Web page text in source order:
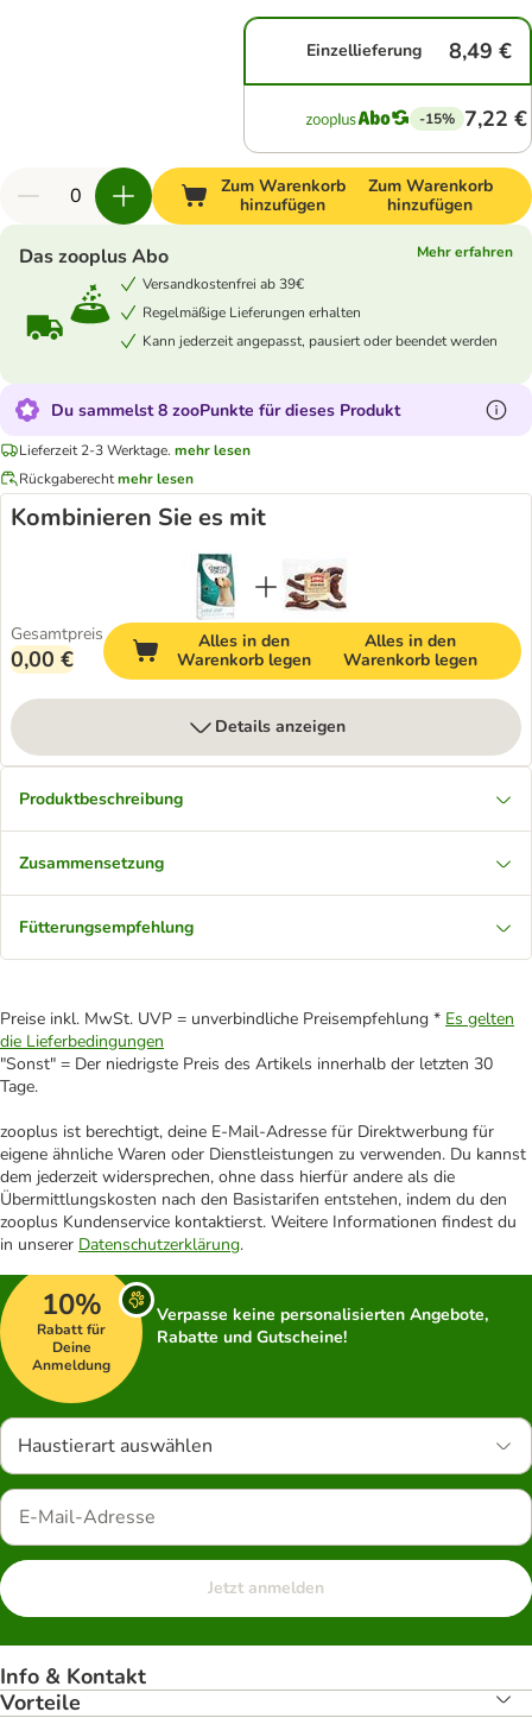
Einzellieferung 8,49 €
-15% 7,22 €
Zum Warenkorb
hinzufügen
Zum Warenkorb
hinzufügen
Das zooplus Abo
Mehr erfahren
Versandkostenfrei ab 39€
Regelmäßige Lieferungen erhalten
Kann jederzeit angepasst, pausiert oder beendet werden
Du sammelst 8 zooPunkte für dieses Produkt
Lieferzeit 2-3 Werktage. mehr lesen
Rückgaberechtmehr lesen
Kombinieren Sie es mit
Gesamtpreis
0,00 €
Alles in den
Warenkorb legen
Alles in den
Warenkorb legen
Details anzeigen
Produktbeschreibung
Zusammensetzung
Fütterungsempfehlung
Preise inkl. MwSt. UVP = unverbindliche Preisempfehlung * Es gelten
die Lieferbedingungen
"Sonst" = Der niedrigste Preis des Artikels innerhalb der letzten 30
Tage.
zooplus ist berechtigt, deine E-Mail-Adresse für Direktwerbung für
eigene ähnliche Waren oder Dienstleistungen zu verwenden. Du kannst
dem jederzeit widersprechen, ohne dass hierfür andere als die
Übermittlungskosten nach den Basistarifen entstehen, indem du den
zooplus Kundenservice kontaktierst. Weitere Informationen findest du
in unserer Datenschutzerklärung.
10%
Rabatt für
Deine
Anmeldung
Verpasse keine personalisierten Angebote,
Rabatte und Gutscheine!
Haustierart auswählen
Jetzt anmelden
Info & Kontakt
Vorteile